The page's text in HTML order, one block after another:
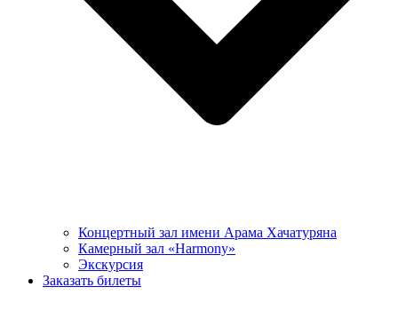
Концертный зал имени Арама Хачатуряна
Камерный зал «Harmony»
Экскурсия
Заказать билеты